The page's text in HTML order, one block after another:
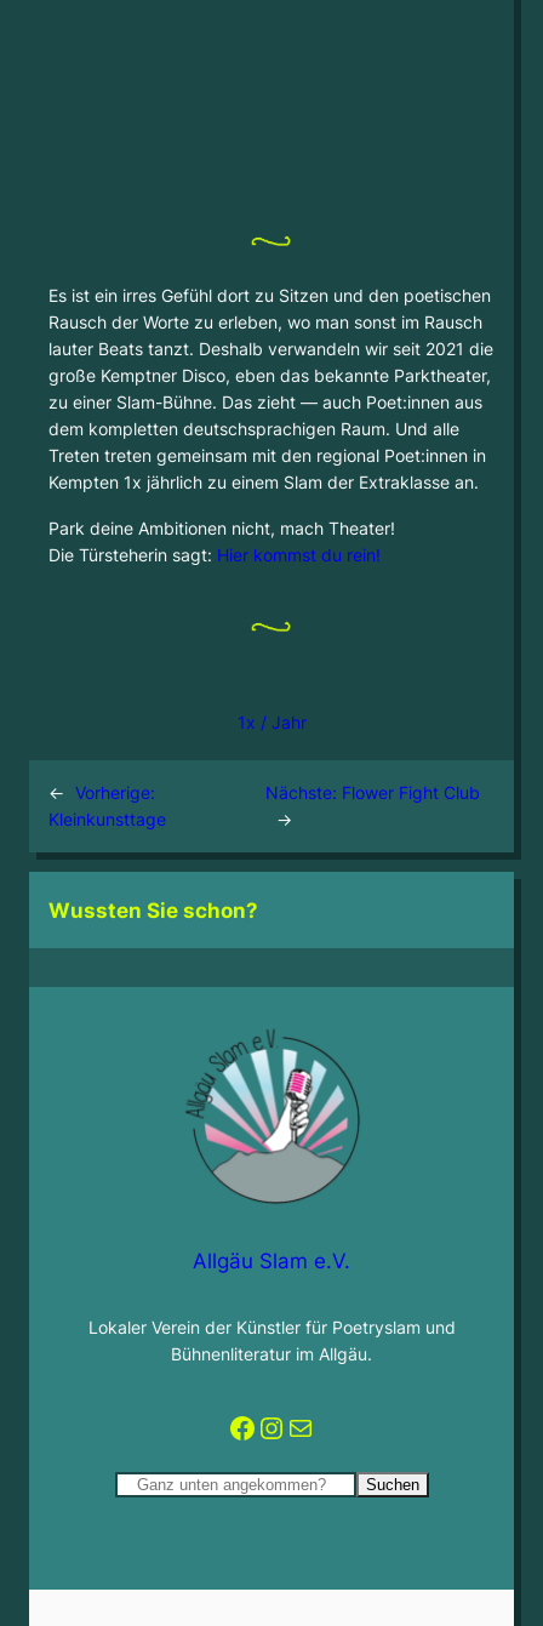
Es ist ein irres Gefühl dort zu Sitzen und den poetischen
Rausch der Worte zu erleben, wo man sonst im Rausch
lauter Beats tanzt. Deshalb verwandeln wir seit 2021 die
große Kemptner Disco, eben das bekannte Parktheater,
zu einer Slam-Bühne. Das zieht — auch Poet:innen aus
dem kompletten deutschsprachigen Raum. Und alle
Treten treten gemeinsam mit den regional Poet:innen in
Kempten 1x jährlich zu einem Slam der Extraklasse an.
Park deine Ambitionen nicht, mach Theater!
Die Türsteherin sagt: Hier kommst du rein!
1x / Jahr
← Vorherige:
Kleinkunsttage
Nächste: Flower Fight Club
→
Wussten Sie schon?
Allgäu Slam e.V.
Lokaler Verein der Künstler für Poetryslam und
Bühnenliteratur im Allgäu.
Facebook
Instagram
Mail
Suchen Suchen